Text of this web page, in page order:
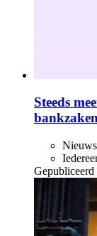
Steeds
Nieuws
Gepubliceerd